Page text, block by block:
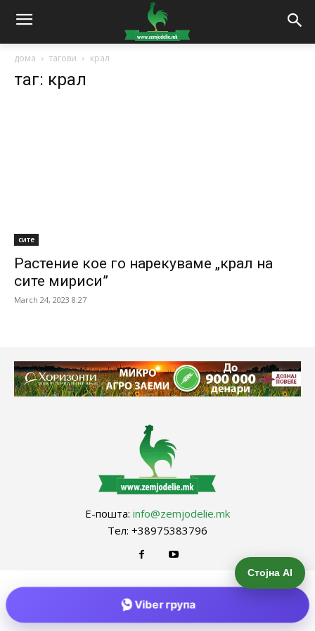
дома тагови крал
таг: крал
сите
Растение кое го нарекуваме „крал на
сите мириси”
March 24, 2023 8:27
Е-пошта: info@zemjodelie.mk
Тел: +38975383796
Стојна AI
Viber група